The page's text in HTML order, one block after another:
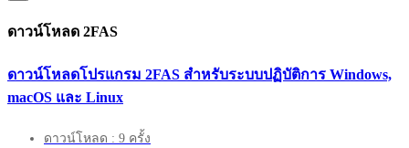
ดาวน์โหลด 2FAS
ดาวน์โหลดโปรแกรม 2FAS สำหรับระบบปฏิบัติการ Windows,
macOS และ Linux
ดาวน์โหลด : 9 ครั้ง